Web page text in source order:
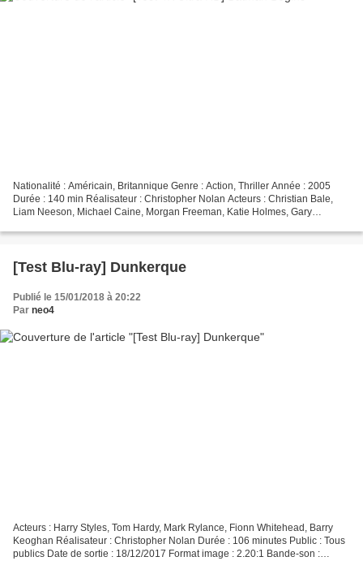
Nationalité : Américain, Britannique Genre : Action, Thriller Année : 2005
Durée : 140 min Réalisateur : Christopher Nolan Acteurs : Christian Bale,
Liam Neeson, Michael Caine, Morgan Freeman, Katie Holmes, Gary
[Test Blu-ray] Dunkerque
Publié le 15/01/2018 à 20:22
Par neo4
Acteurs : Harry Styles, Tom Hardy, Mark Rylance, Fionn Whitehead, Barry
Keoghan Réalisateur : Christopher Nolan Durée : 106 minutes Public : Tous
publics Date de sortie : 18/12/2017 Format image : 2.20:1 Bande-son :